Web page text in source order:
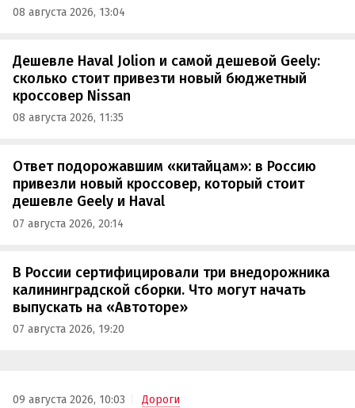
08 августа 2026, 13:04
Дешевле Haval Jolion и самой дешевой Geely:
сколько стоит привезти новый бюджетный
кроссовер Nissan
08 августа 2026, 11:35
Ответ подорожавшим «китайцам»: в Россию
привезли новый кроссовер, который стоит
дешевле Geely и Haval
07 августа 2026, 20:14
В России сертифицировали три внедорожника
калининградской сборки. Что могут начать
выпускать на «Автоторе»
07 августа 2026, 19:20
09 августа 2026, 10:03 Дороги